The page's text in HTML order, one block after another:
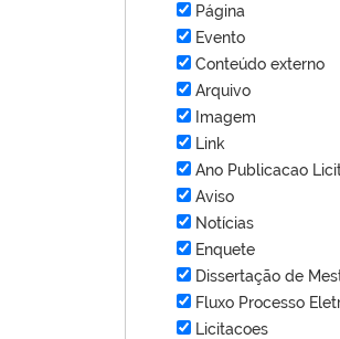
Página
Evento
Conteúdo externo
Arquivo
Imagem
Link
Ano Publicacao
Aviso
Notícias
Enquete
Dissertação de
Fluxo Processo
Licitacoes